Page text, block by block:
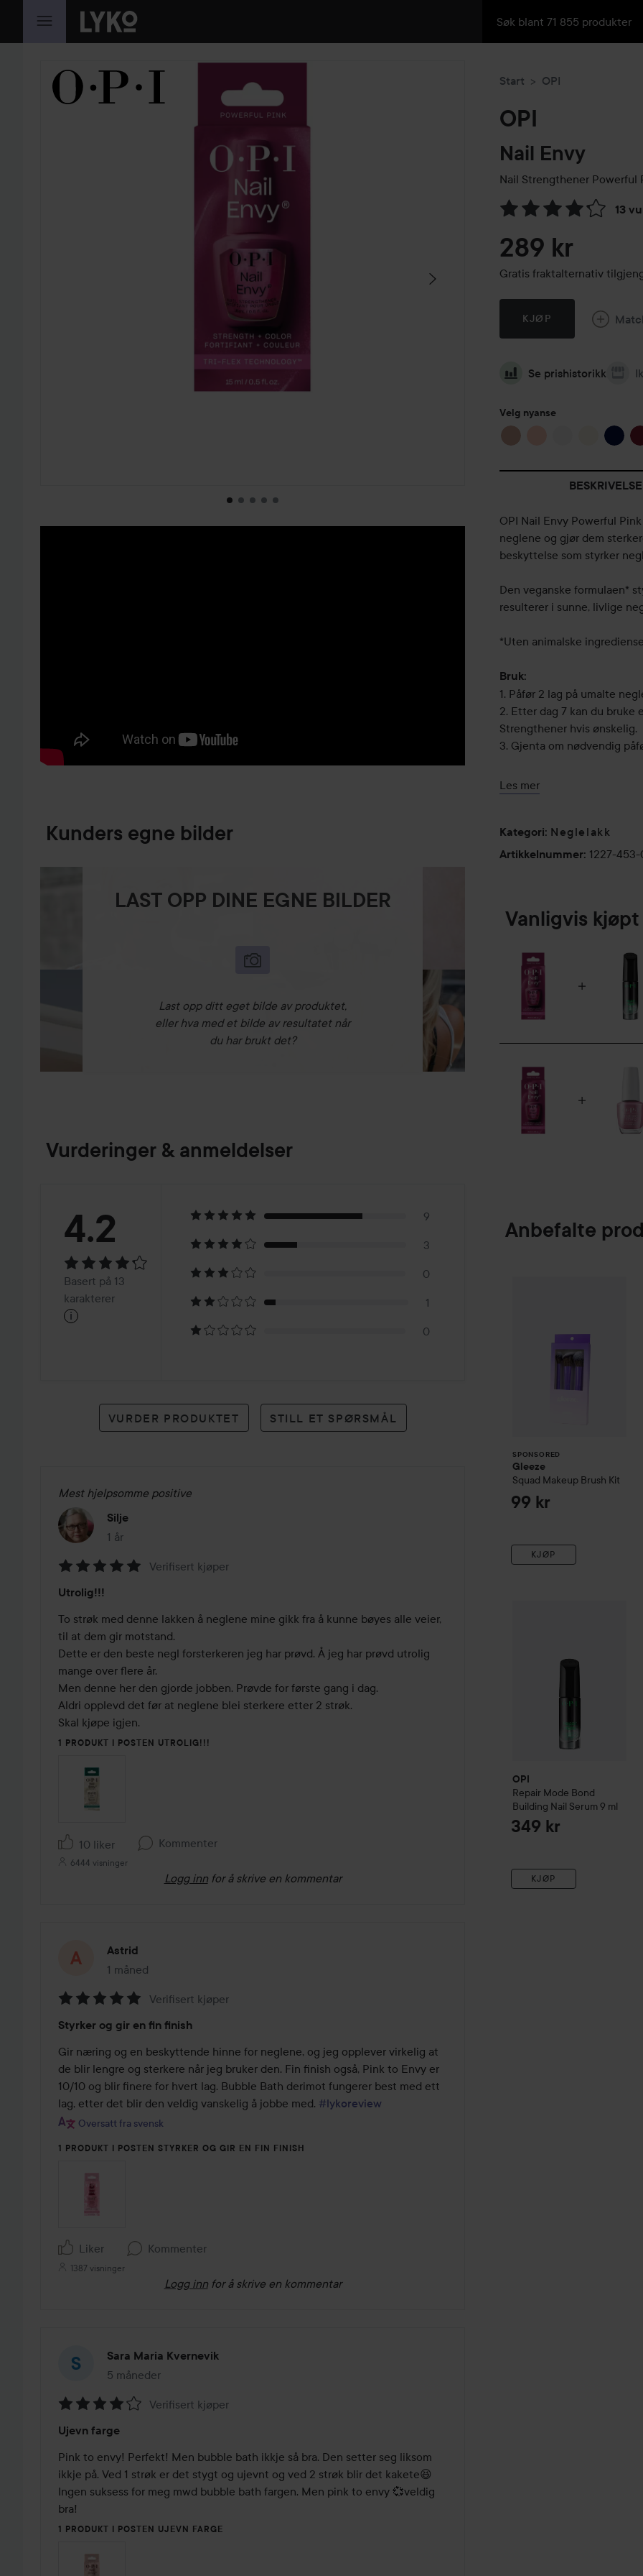
GÅ TIL INNHOLD
HOPP OVER SEKSJON
Kunders egne bilder
LAST OPP DINE EGNE BILDER
Last opp ditt eget bilde av produktet,
eller hva med et bilde av resultatet når
du har brukt det?
Vurderinger & anmeldelser
Vurdering:
4.2Basert
på
karakterer
4.2
Basert på 13
karakterer
i
9
3
0
1
0
VURDER PRODUKTET STILL ET SPØRSMÅL
Mest hjelpsomme positive
Silje
1 år
Innlegget ble opprettet 1 år
5
av
5
Verifisert kjøper
Utrolig!!!
To strøk med denne lakken å neglene mine gikk fra å kunne bøyes alle veier,
til at dem gir motstand.
Dette er den beste negl forsterkeren jeg har prøvd. Å jeg har prøvd utrolig
mange over flere år.
Men denne her den gjorde jobben. Prøvde for første gang i dag.
Aldri opplevd det før at neglene blei sterkere etter 2 strøk.
Skal kjøpe igjen.
1 PRODUKT I POSTEN UTROLIG!!!
10 liker Kommenter
6444 visninger
Logg inn for å skrive en kommentar
Astrid
1 måned
Innlegget ble opprettet 1 måned
5
av
5
Verifisert kjøper
Styrker og gir en fin finish
Gir næring og en beskyttende hinne for neglene, og jeg opplever virkelig at
de blir lengre og sterkere når jeg bruker den. Fin finish også, Pink to Envy er
10/10 og blir finere for hvert lag. Bubble Bath derimot fungerer best med ett
lag, etter det blir den veldig vanskelig å jobbe med. #lykoreview
Oversatt fra svensk
1 PRODUKT I POSTEN STYRKER OG GIR EN FIN FINISH
Liker Kommenter
1387 visninger
Logg inn for å skrive en kommentar
Sara Maria Kvernevik
5 måneder
Innlegget ble opprettet 5 måneder
4
av
5
Verifisert kjøper
Ujevn farge
Pink to envy! Perfekt! Men bubble bath ikkje så bra. Den setter seg liksom
ikkje på. Ved 1 strøk er det stygt og ujevnt og ved 2 strøk blir det kakete😆
Ingen suksess for meg mwd bubble bath fargen. Men pink to envy 💞veldig
bra!
1 PRODUKT I POSTEN UJEVN FARGE
Start OPI
OPI
Nail Envy
Nail Strengthener Powerful
13
Gå til Vurderinger &
289 kr
Gratis fraktalternativ
KJØP
Se prishistorikk
Velg nyanse
BESKRIVELSE
OPI Nail Envy Powerful
neglene og gjør dem
beskyttelse som styrker
Den veganske formulaen*
resulterer i sunne, livlige
*Uten animalske
Bruk:
1. Påfør 2 lag på umalte
2. Etter dag 7 kan du bruke
Strengthener hvis ønskelig.
3. Gjenta om nødvendig
Profftips: For ekstra
Les mer
Kategori: Neglelakk
Artikkelnummer: 1227-
Vanligvis kjøpt
Anbefalte
SPONSORED
Gleeze
Squad Makeup Brush Kit
99 kr
KJØP
OPI
Repair Mode Bond
Building Nail Serum9 ml
349 kr
KJØP